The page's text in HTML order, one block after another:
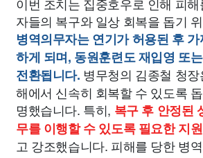
자들의 복구와 일상 회복을 돕기
병역의무자는 연기가 허용된 후
하게 되며, 동원훈련도 재입영 또
전환됩니다. 병무청의 김종철 청
해에서 신속히 회복할 수 있도록
명했습니다. 특히, 복구 후 안정된
무를 이행할 수 있도록 필요한 지
고 강조했습니다. 피해를 당한 병